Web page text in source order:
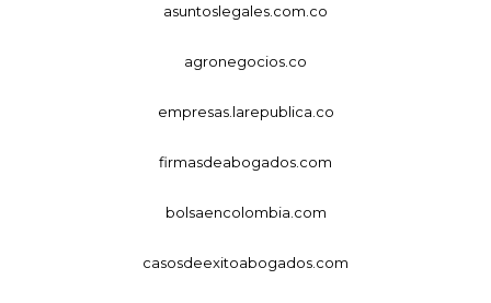
asuntoslegales.com.co
agronegocios.co
empresas.larepublica.co
firmasdeabogados.com
bolsaencolombia.com
casosdeexitoabogados.com